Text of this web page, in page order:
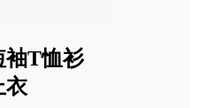
袖T恤衫
衣